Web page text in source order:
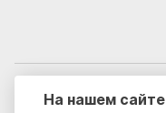
На нашем